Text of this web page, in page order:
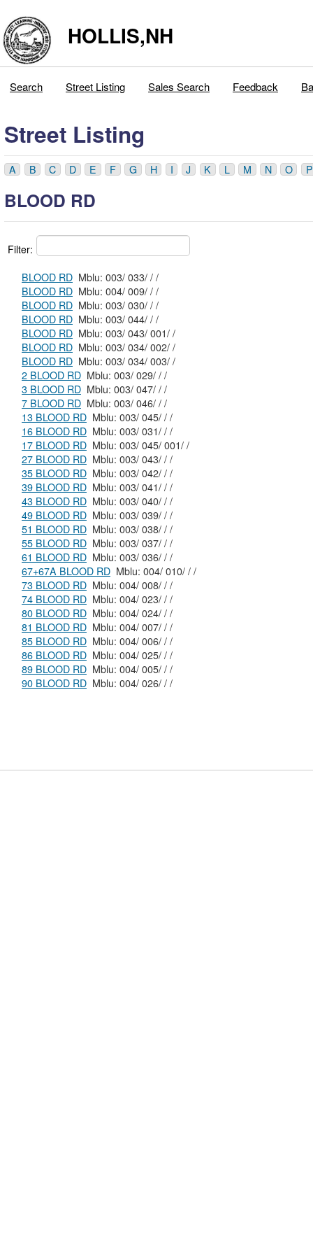
HOLLIS,NH
Search Street Listing Sales Search Feedback
Street Listing
A B C D E F G H I J K L M N O P
BLOOD RD
Filter:
BLOOD RD
Mblu: 003/ 033/ / /
BLOOD RD
Mblu: 004/ 009/ / /
BLOOD RD
Mblu: 003/ 030/ / /
BLOOD RD
Mblu: 003/ 044/ / /
BLOOD RD
Mblu: 003/ 043/ 001/ /
BLOOD RD
Mblu: 003/ 034/ 002/ /
BLOOD RD
Mblu: 003/ 034/ 003/ /
2 BLOOD RD
Mblu: 003/ 029/ / /
3 BLOOD RD
Mblu: 003/ 047/ / /
7 BLOOD RD
Mblu: 003/ 046/ / /
13 BLOOD RD
Mblu: 003/ 045/ / /
16 BLOOD RD
Mblu: 003/ 031/ / /
17 BLOOD RD
Mblu: 003/ 045/ 001/ /
27 BLOOD RD
Mblu: 003/ 043/ / /
35 BLOOD RD
Mblu: 003/ 042/ / /
39 BLOOD RD
Mblu: 003/ 041/ / /
43 BLOOD RD
Mblu: 003/ 040/ / /
49 BLOOD RD
Mblu: 003/ 039/ / /
51 BLOOD RD
Mblu: 003/ 038/ / /
55 BLOOD RD
Mblu: 003/ 037/ / /
61 BLOOD RD
Mblu: 003/ 036/ / /
67+67A BLOOD RD
Mblu: 004/ 010/ / /
73 BLOOD RD
Mblu: 004/ 008/ / /
74 BLOOD RD
Mblu: 004/ 023/ / /
80 BLOOD RD
Mblu: 004/ 024/ / /
81 BLOOD RD
Mblu: 004/ 007/ / /
85 BLOOD RD
Mblu: 004/ 006/ / /
86 BLOOD RD
Mblu: 004/ 025/ / /
89 BLOOD RD
Mblu: 004/ 005/ / /
90 BLOOD RD
Mblu: 004/ 026/ / /